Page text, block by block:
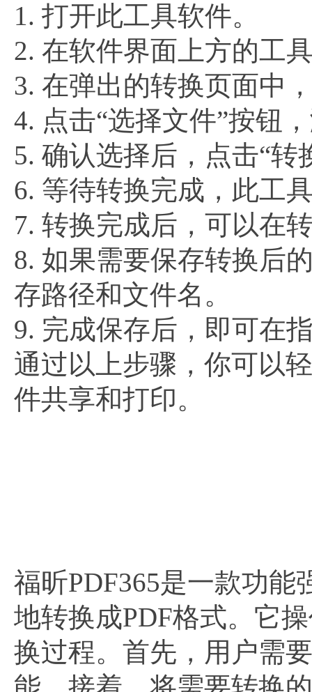
1. 打开此工具软件。
2. 在软件界面上方的工
3. 在弹出的转换页面中
4. 点击“选择文件”按钮
5. 确认选择后，点击“
6. 等待转换完成，此工
7. 转换完成后，可以在
8. 如果需要保存转换后
存路径和文件名。
9. 完成保存后，即可在
通过以上步骤，你可以
件共享和打印。
福昕PDF365是一款功能
地转换成PDF格式。它
换过程。首先，用户需